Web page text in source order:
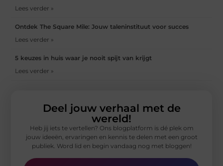
Lees verder »
Ontdek The Square Mile: Jouw taleninstituut voor succes
Lees verder »
5 keuzes in huis waar je nooit spijt van krijgt
Lees verder »
Deel jouw verhaal met de
wereld!
Heb jij iets te vertellen? Ons blogplatform is dé plek om
jouw ideeën, ervaringen en kennis te delen met een groot
publiek. Word lid en begin vandaag nog met bloggen!